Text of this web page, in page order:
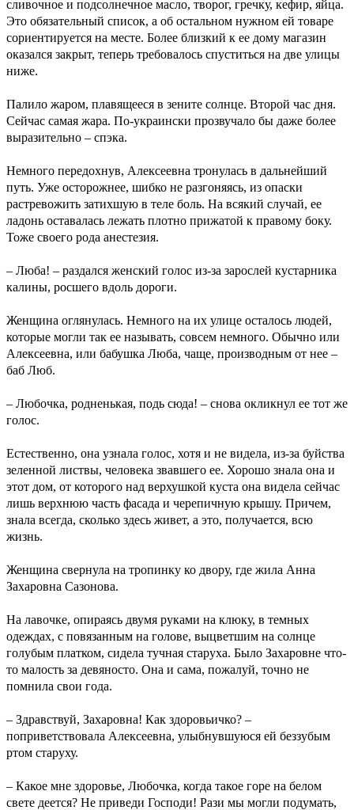
сливочное и подсолнечное масло, творог, гречку, кефир, яйца.
Это обязательный список, а об остальном нужном ей товаре
сориентируется на месте. Более близкий к ее дому магазин
оказался закрыт, теперь требовалось спуститься на две улицы
ниже.
Палило жаром, плавящееся в зените солнце. Второй час дня.
Сейчас самая жара. По-украински прозвучало бы даже более
выразительно – спэка.
Немного передохнув, Алексеевна тронулась в дальнейший
путь. Уже осторожнее, шибко не разгоняясь, из опаски
растревожить затихшую в теле боль. На всякий случай, ее
ладонь оставалась лежать плотно прижатой к правому боку.
Тоже своего рода анестезия.
– Люба! – раздался женский голос из-за зарослей кустарника
калины, росшего вдоль дороги.
Женщина оглянулась. Немного на их улице осталось людей,
которые могли так ее называть, совсем немного. Обычно или
Алексеевна, или бабушка Люба, чаще, производным от нее –
баб Люб.
– Любочка, родненькая, подь сюда! – снова окликнул ее тот же
голос.
Естественно, она узнала голос, хотя и не видела, из-за буйства
зеленной листвы, человека звавшего ее. Хорошо знала она и
этот дом, от которого над верхушкой куста она видела сейчас
лишь верхнюю часть фасада и черепичную крышу. Причем,
знала всегда, сколько здесь живет, а это, получается, всю
жизнь.
Женщина свернула на тропинку ко двору, где жила Анна
Захаровна Сазонова.
На лавочке, опираясь двумя руками на клюку, в темных
одеждах, с повязанным на голове, выцветшим на солнце
голубым платком, сидела тучная старуха. Было Захаровне что-
то малость за девяносто. Она и сама, пожалуй, точно не
помнила свои года.
– Здравствуй, Захаровна! Как здоровьичко? –
поприветствовала Алексеевна, улыбнувшуюся ей беззубым
ртом старуху.
– Какое мне здоровье, Любочка, когда такое горе на белом
свете деется? Не приведи Господи! Рази мы могли подумать,